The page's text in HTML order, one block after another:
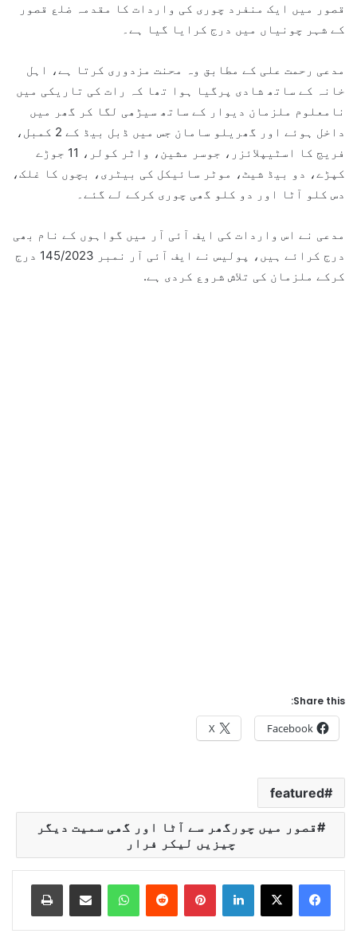
قصور میں ایک منفرد چوری کی واردات کا مقدمہ ضلع قصور
کے شہر چونیاں میں درج کرایا گیا ہے۔
مدعی رحمت علی کے مطابق وہ محنت مزدوری کرتا ہے، اہل
خانہ کے ساتھ شادی پرگیا ہوا تھا کہ رات کی تاریکی میں
نامعلوم ملزمان دیوار کے ساتھ سیڑھی لگا کر گھر میں
داخل ہوئے اور گھریلو سامان جس میں ڈبل بیڈ کے 2 کمبل،
فریج کا اسٹیپلائزر، جوسر مشین، واٹر کولر، 11 جوڑے
کپڑے، دو بیڈ شیٹ، موٹر سائیکل کی بیٹری، بچوں کا غلک،
دس کلو آٹا اور دو کلو گھی چوری کرکے لے گئے۔
مدعی نے اس واردات کی ایف آئی آر میں گواہوں کے نام بھی
درج کرائے ہیں، پولیس نے ایف آئی آر نمبر 145/2023 درج
کرکے ملزمان کی تلاش شروع کردی ہے.
Share this:
Facebook
X
featured
قصور میں چورگھر سے آٹا اور گھی سمیت دیگر
چیزیں لیکر فرار